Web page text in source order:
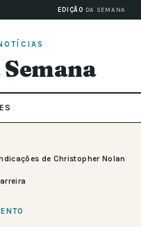
EDIÇÃO DA SEMANA
de Christopher Nolan